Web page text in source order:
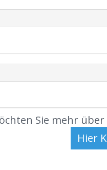
Sie mehr